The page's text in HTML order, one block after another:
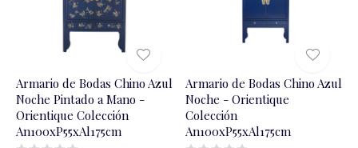
Armario de Bodas Chino Azul
Noche Pintado a Mano -
Orientique Colección
An100xP55xAl175cm
Armario de Bodas Chino Azul
Noche - Orientique
Colección
An100xP55xAl175cm